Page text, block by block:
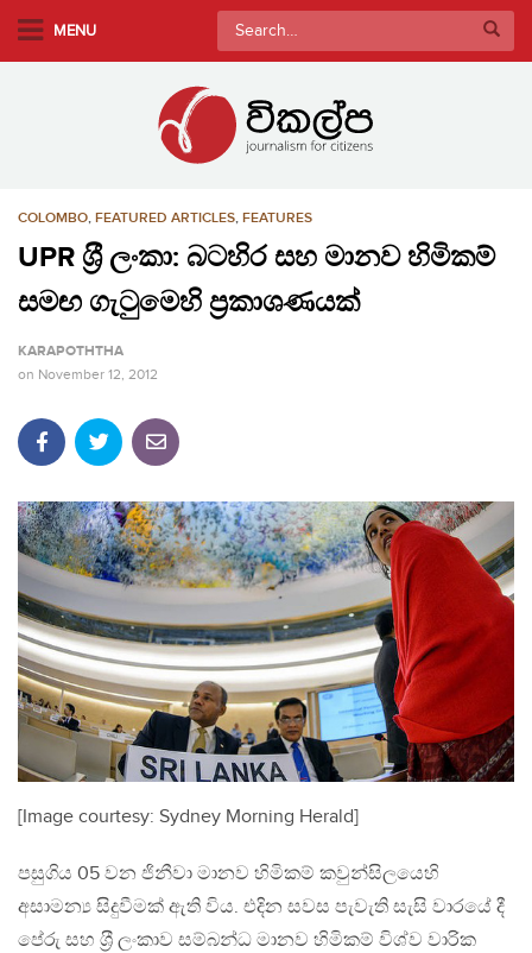
MENU
Search
for:
COLOMBO, FEATURED ARTICLES, FEATURES
UPR ශ‍්‍රී ලංකා: බටහිර සහ මානව හිමිකම්
සමඟ ගැටුමෙහි ප‍්‍රකාශණයක්
KARAPOTHTHA
on November 12, 2012
[Image courtesy: Sydney Morning Herald]
පසුගිය 05 වන ජිනීවා මානව හිමිකම් කවුන්සිලයෙහි
අසාමන්‍ය සිදුවීමක් ඇති විය. එදින සවස පැවැති සැසි වාරයේ දී
පේරු සහ ශ‍්‍රී ලංකාව සම්බන්ධ මානව හිමිකම් විශ්ව වාරික